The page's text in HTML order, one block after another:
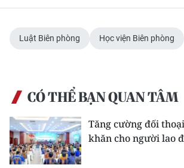
Luật Biên phòng Học viện Biên phòng
CÓ THỂ BẠN QUAN TÂM
Tăng cường đối
khăn cho người lao